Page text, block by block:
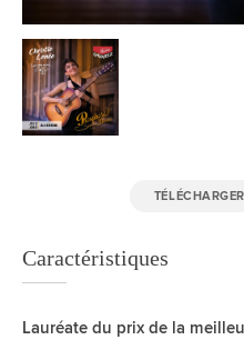
Caractéristiques
Lauréate du prix de la